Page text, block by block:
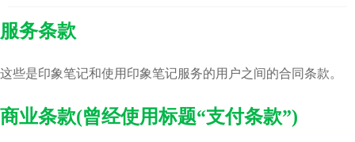
服务条款
这些是印象笔记和使用印象笔记服务的用户之间的合同条款。
商业条款(曾经使用标题“支付条款”)